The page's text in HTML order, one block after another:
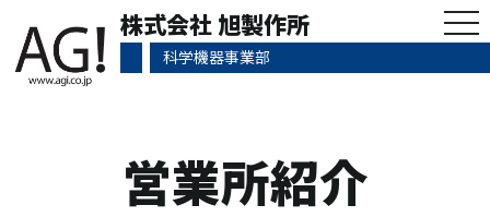
株式会社 旭製作所
科学機器事業部
営業所紹介